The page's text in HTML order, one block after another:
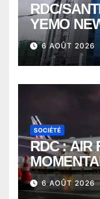
RDC/
YEMO
PERD LE
6 AOÛT 2026
SOCIÉTÉ
RDC : AIR
ENTRE
6 AOÛT 2026